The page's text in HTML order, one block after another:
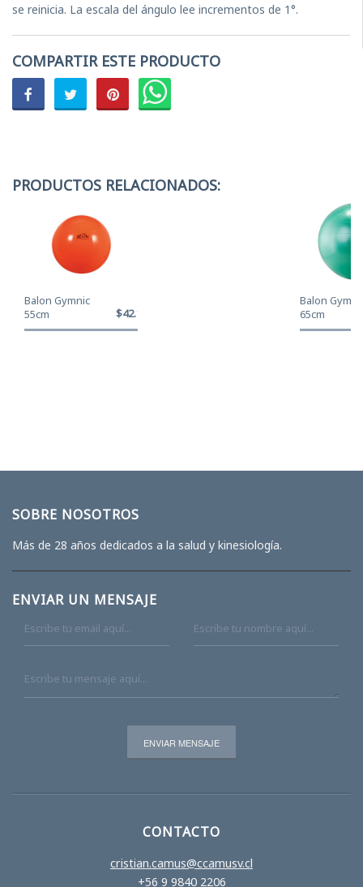
se reinicia. La escala del ángulo lee incrementos de 1°.
COMPARTIR ESTE PRODUCTO
PRODUCTOS RELACIONADOS:
Balon Gymnic
55cm
$42.120
Balon
65cm
SOBRE NOSOTROS
Más de 28 años dedicados a la salud y kinesiología.
ENVIAR UN MENSAJE
CONTACTO
cristian.camus@ccamusv.cl
+56 9 9840 2206